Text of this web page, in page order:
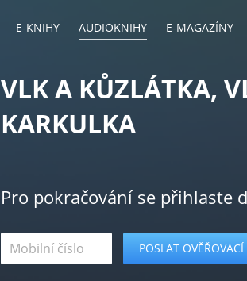
E-KNIHY AUDIOKNIHY E-MAGAZÍNY
VLK A KŮZLÁTKA,
KARKULKA
Pro pokračování se přihlaste